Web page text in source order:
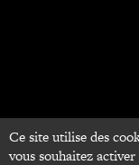
Ce site utilise des
vous souhaitez activer